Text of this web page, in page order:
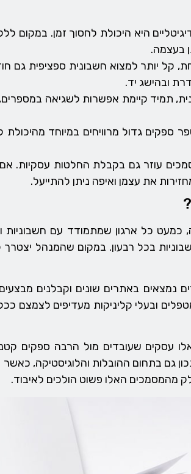
היא היכולת לחסוך זמן. במקום
בעצמה.
יותר למצוא חשבונית ספציפית גם
ובהישג יד.
תמיד קיימת אפשרות לשגיאה
ספקים גדול מרוויחים במיוחד מהיכולת
עוזר גם בקבלת החלטות עסקיות.
את עצמן ואיפה ניתן להתייעל.
כל ארגון שמתמודד עם חשבוניות
בכל רבעון. במקום שהמנהל
נמצאים באתרים שונים וקבלנים
ובעלי קליניקות מעדיפים
עסקים שעובדים מול הרבה ספקים
גם בתחום ההובלות והלוגיסטיקה, כאשר
מהמסמכים האלו פשוט הולכים לאיבוד.